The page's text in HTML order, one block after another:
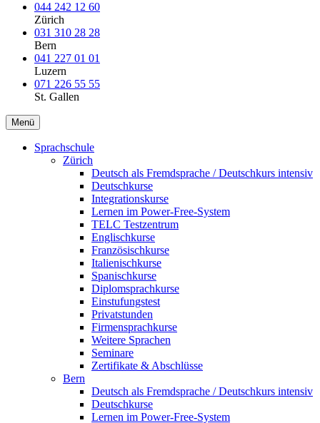
044 242 12 60
Zürich
031 310 28 28
Bern
041 227 01 01
Luzern
071 226 55 55
St. Gallen
Menü
Sprachschule
Zürich
Deutsch als Fremdsprache / Deutschkurs intensiv
Deutschkurse
Integrationskurse
Lernen im Power-Free-System
TELC Testzentrum
Englischkurse
Französischkurse
Italienischkurse
Spanischkurse
Diplomsprachkurse
Einstufungstest
Privatstunden
Firmensprachkurse
Weitere Sprachen
Seminare
Zertifikate & Abschlüsse
Bern
Deutsch als Fremdsprache / Deutschkurs intensiv
Deutschkurse
Lernen im Power-Free-System